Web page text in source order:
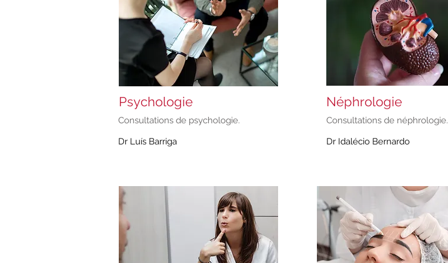
Psychologie
Consultations de psychologie.
Dr Luís Barriga
Néphrologie
Consultations de néphrologie.
Dr Idalécio Bernardo